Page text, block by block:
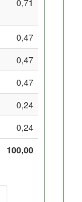
0,47
0,47
0,47
0,24
0,24
100,00